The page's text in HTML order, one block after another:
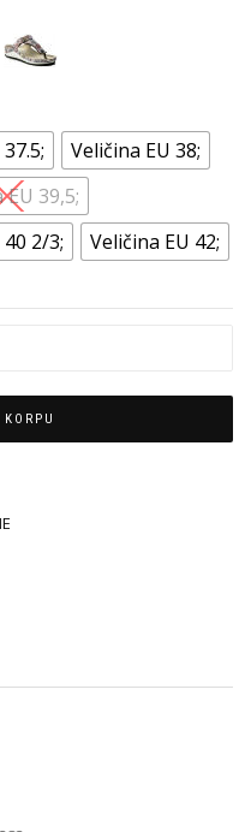
Veličina EU 38;
39,5;
2/3; Veličina EU 42;